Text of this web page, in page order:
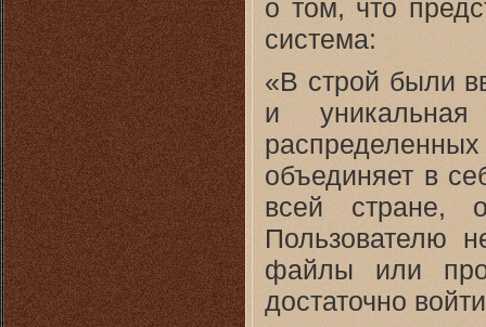
о том, что
система:
«В строй были
и
объединяет в
всей стране,
Пользователю
файлы или
достаточно